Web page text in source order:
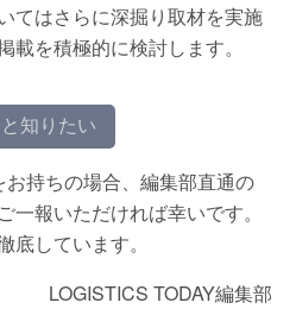
てはさらに深掘り取材を実施
載を積極的に検討します。
知りたい
持ちの場合、編集部直通の
報いただければ幸いです。
しています。
LOGISTICS TODAY編集部